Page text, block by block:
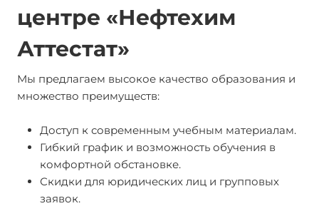
центре «Нефтехим
Аттестат»
Мы предлагаем высокое качество образования и
множество преимуществ:
Доступ к современным учебным материалам.
Гибкий график и возможность обучения в
комфортной обстановке.
Скидки для юридических лиц и групповых
заявок.